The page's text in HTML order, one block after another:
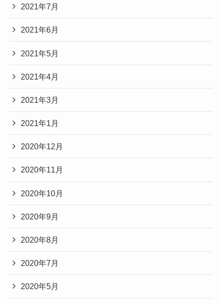
2021年7月
2021年6月
2021年5月
2021年4月
2021年3月
2021年1月
2020年12月
2020年11月
2020年10月
2020年9月
2020年8月
2020年7月
2020年5月